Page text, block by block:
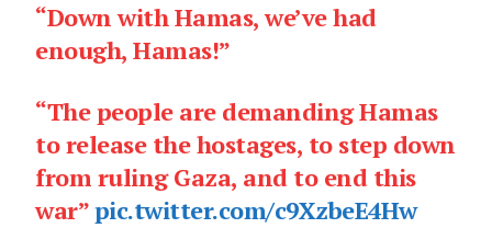
“Down with Hamas, we’ve had
enough, Hamas!”
“The people are demanding Hamas
to release the hostages, to step down
from ruling Gaza, and to end this
war”pic.twitter.com/c9XzbeE4Hw